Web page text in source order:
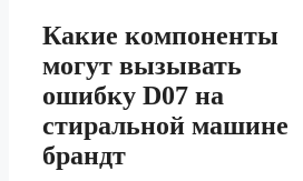
Какие компоненты
могут вызывать
ошибку D07 на
стиральной машине
брандт